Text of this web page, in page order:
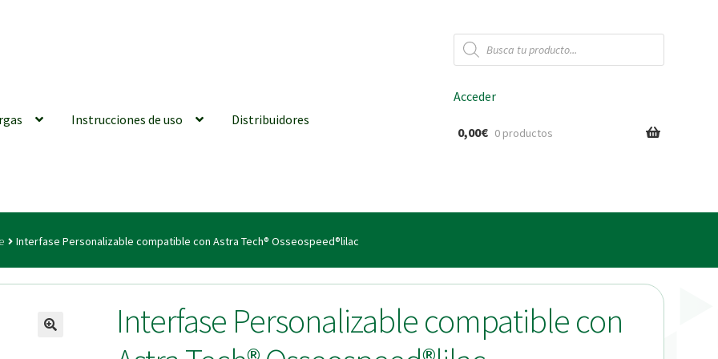
Búsqueda
de
productos
Instrucciones de uso Distribuidores
generales Conexiones CAD CAM Distribuidores Finalizar Pedido
| Tienda Online!
Acceder
0,00€ 0 productos
Interfase Personalizable compatible con Astra Tech® Osseospeed®lilac
Interfase Personalizable compatible con